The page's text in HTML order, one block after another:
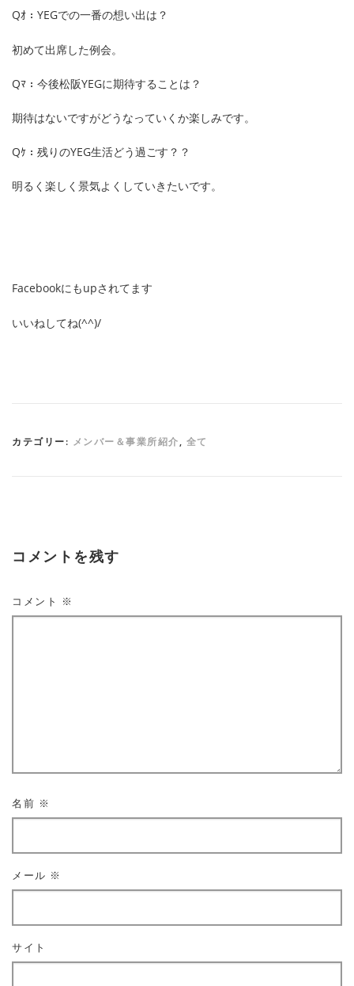
Qｵ：YEGでの一番の想い出は？
初めて出席した例会。
Qﾏ：今後松阪YEGに期待することは？
期待はないですがどうなっていくか楽しみです。
Qｹ：残りのYEG生活どう過ごす？？
明るく楽しく景気よくしていきたいです。
Facebookにもupされてます
いいねしてね(^^)/
カテゴリー: メンバー＆事業所紹介, 全て
コメントを残す
コメント ※
名前 ※
メール ※
サイト